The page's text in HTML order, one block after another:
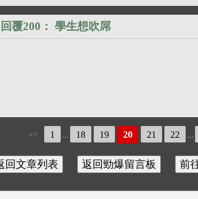
回覆200： 學生想吹屌
<< 1 ... 18 19 20 21 22 ...